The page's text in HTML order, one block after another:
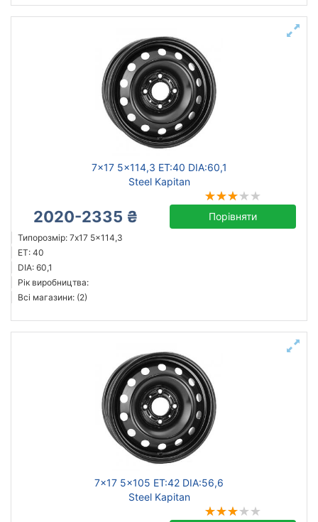
7x17 5x114,3 ET:40 DIA:60,1
Steel Kapitan
2020-2335 ₴ Порівняти
Типорозмір: 7x17 5x114,3
ET: 40
DIA: 60,1
Рік виробництва:
Всі магазини: (2)
7x17 5x105 ET:42 DIA:56,6
Steel Kapitan